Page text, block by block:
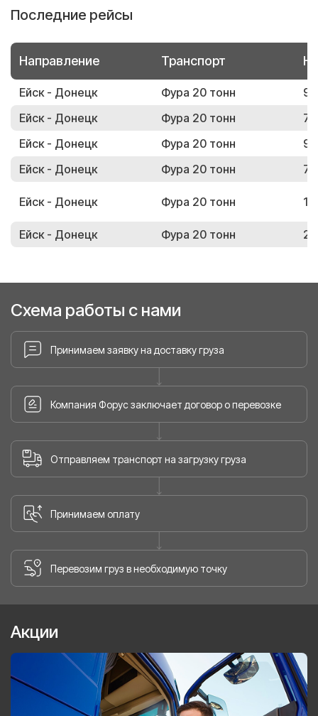
Последние рейсы
Направление Транспорт
Ейск - Донецк Фура 20 тонн
Ейск - Донецк
Фура 20 тонн
Ейск - Донецк
Фура 20 тонн
Ейск - Донецк
Фура 20 тонн
Ейск - Донецк Фура 20 тонн
Ейск - Донецк Фура 20 тонн
Схема работы с нами
Принимаем заявку на доставку груза
Компания Форус заключает договор о перевозке
Отправляем транспорт на загрузку груза
Принимаем оплату
Перевозим груз в необходимую точку
Акции